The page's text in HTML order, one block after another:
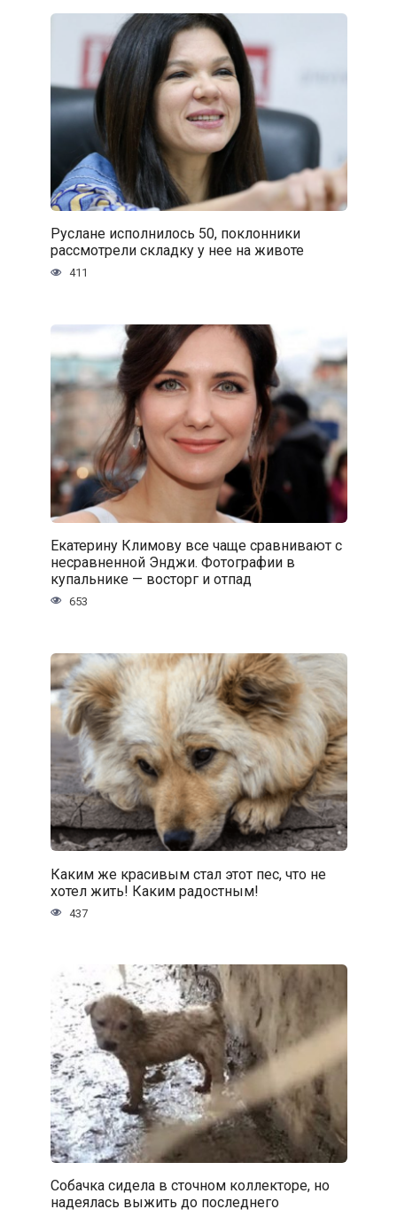
Руслане исполнилось 50, поклонники
рассмотрели складку у нее на животе
411
Екатерину Климову все чаще сравнивают с
несравненной Энджи. Фотографии в
купальнике — восторг и отпад
653
Каким же красивым стал этот пес, что не
хотел жить! Каким радостным!
437
Собачка сидела в сточном коллекторе, но
надеялась выжить до последнего